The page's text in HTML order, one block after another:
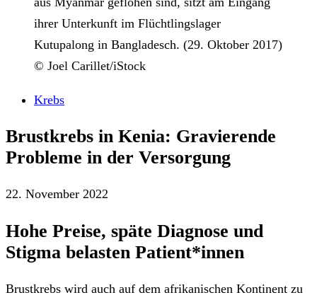
© Joel Carillet/iStock
Krebs
Brustkrebs in Kenia: Gravierende
Probleme in der Versorgung
22. November 2022
Hohe Preise, späte Diagnose und
Stigma belasten Patient*innen
Brustkrebs wird auch auf dem afrikanischen Kontinent zu